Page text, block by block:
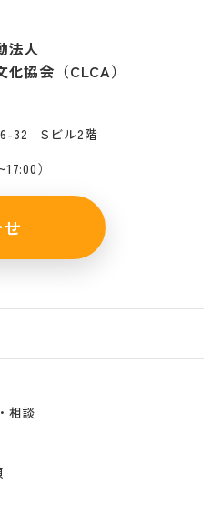
法人
協会（CLCA）
6-32 Sビル2階
）
相談